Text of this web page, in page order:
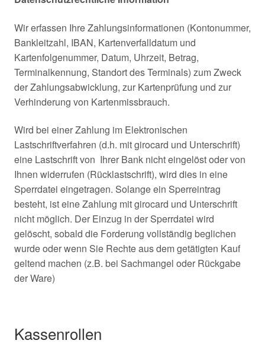
Wir erfassen Ihre Zahlungsinformationen (Kontonummer,
Bankleitzahl, IBAN, Kartenverfalldatum und
Kartenfolgenummer, Datum, Uhrzeit, Betrag,
Terminalkennung, Standort des Terminals) zum Zweck
der Zahlungsabwicklung, zur Kartenprüfung und zur
Verhinderung von Kartenmissbrauch.
Wird bei einer Zahlung im Elektronischen
Lastschriftverfahren (d.h. mit girocard und Unterschrift)
eine Lastschrift von Ihrer Bank nicht eingelöst oder von
Ihnen widerrufen (Rücklastschrift), wird dies in eine
Sperrdatei eingetragen. Solange ein Sperreintrag
besteht, ist eine Zahlung mit girocard und Unterschrift
nicht möglich. Der Einzug in der Sperrdatei wird
gelöscht, sobald die Forderung vollständig beglichen
wurde oder wenn Sie Rechte aus dem getätigten Kauf
geltend machen (z.B. bei Sachmangel oder Rückgabe
der Ware)
Kassenrollen